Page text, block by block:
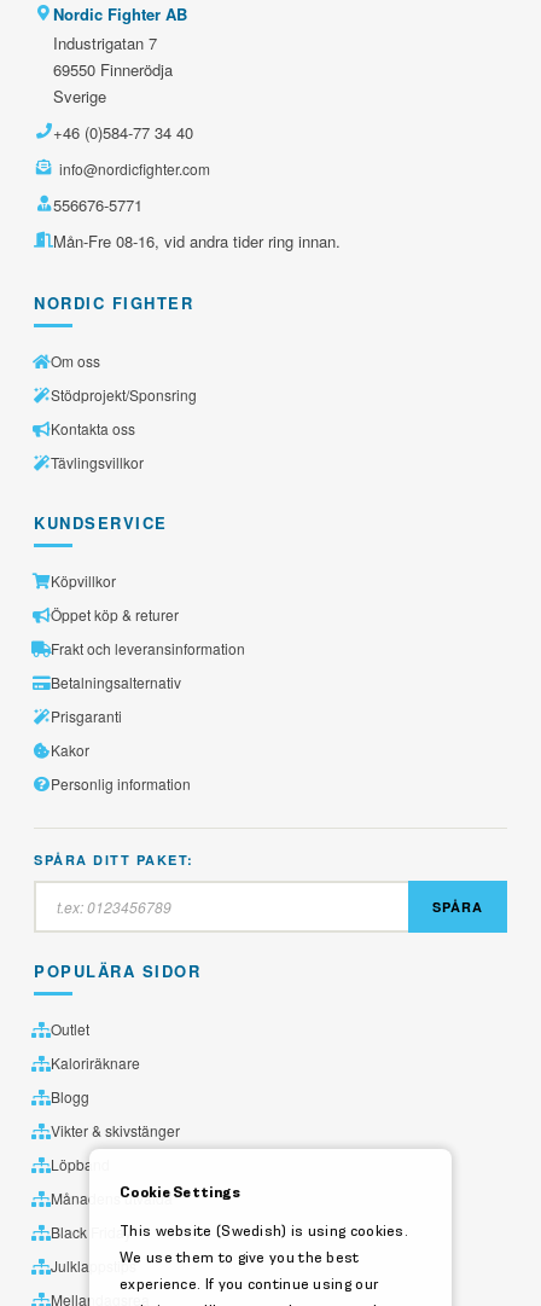
Nordic Fighter AB
Industrigatan 7
69550 Finnerödja
Sverige
+46 (0)584-77 34 40
info@nordicfighter.com
556676-5771
Mån-Fre 08-16, vid andra tider ring innan.
NORDIC FIGHTER
Om oss
Stödprojekt/Sponsring
Kontakta oss
Tävlingsvillkor
KUNDSERVICE
Köpvillkor
Öppet köp & returer
Frakt och leveransinformation
Betalningsalternativ
Prisgaranti
Kakor
Personlig information
SPÅRA DITT PAKET:
SPÅRA
POPULÄRA SIDOR
Outlet
Kaloriräknare
Blogg
Vikter & skivstänger
Löpband
Månadens utvalda
Black Friday
Julklappstips
Mellandagsrea
Cookie Settings
This website (Swedish) is using cookies.
We use them to give you the best
experience. If you continue using our